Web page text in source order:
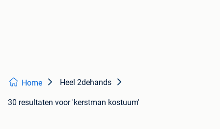
Home Heel 2dehands
30 resultaten voor 'kerstman kostuum'